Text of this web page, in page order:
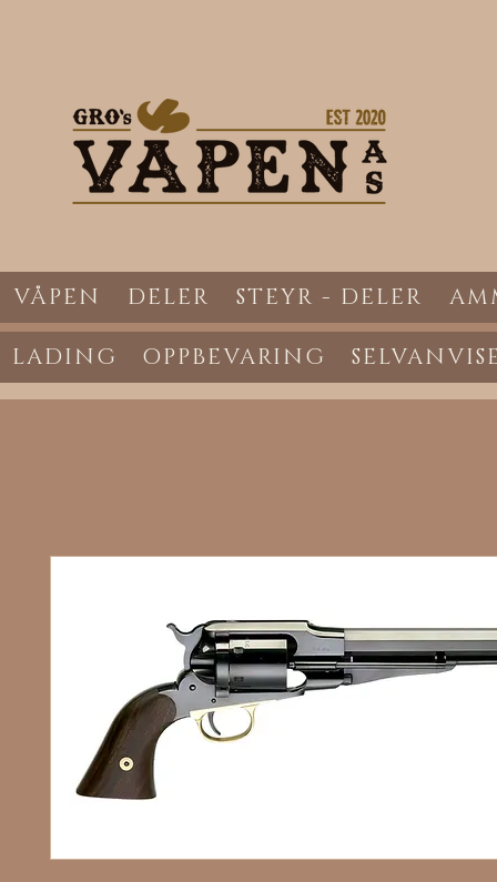
VÅPEN DELER STEYR - DELER
LADING OPPBEVARING